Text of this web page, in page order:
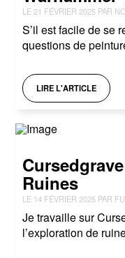
LE 21 FÉVRIER 2025 PAR
S’il est facile de se
questions de
LIRE L'ARTICLE
Ruines
LE 14 FÉVRIER 2025 PAR
Je travaille sur
l’exploration de